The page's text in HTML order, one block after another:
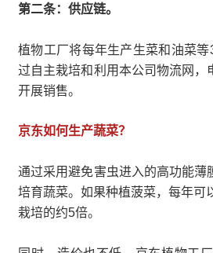
第二条：供应链。
植物工厂将每年生产生菜和油菜
过自主栽培和利用本公司物流网，
开展销售。
京东如何生产蔬菜？
通过采用避免害虫进入的高功能薄
培育蔬菜。如果种植菠菜，每年可
栽培的约5倍。